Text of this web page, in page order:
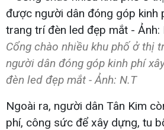
Cổng chào nhiều khu phố ở thị
người dân đóng góp kinh phí
đèn led đẹp mắt - Ảnh: N.T
Ngoài ra, người dân Tân Kim
phí, công sức để xây dựng, tu